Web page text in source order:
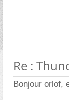
Re :
Bonjour orlof,